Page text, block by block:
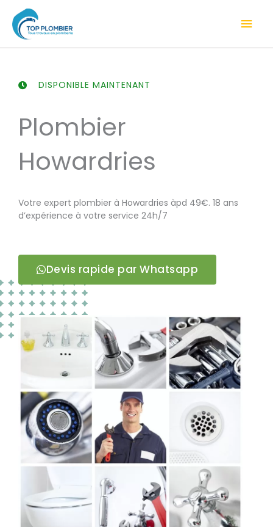
contenu
DISPONIBLE MAINTENANT
Plombier
Howardries
Votre expert plombier à Howardries àpd 49€. 18 ans
d’expérience à votre service 24h/7
Devis rapide par Whatsapp